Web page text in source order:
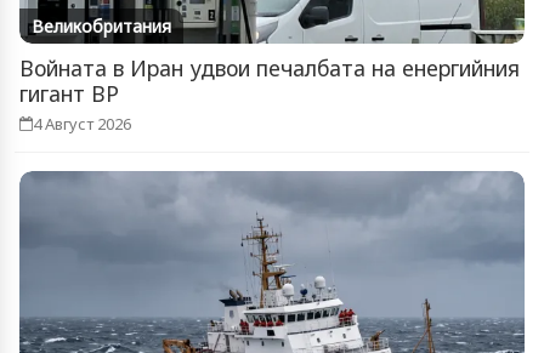
Великобритания
Войната в Иран удвои печалбата на енергийния
гигант BP
4 Август 2026